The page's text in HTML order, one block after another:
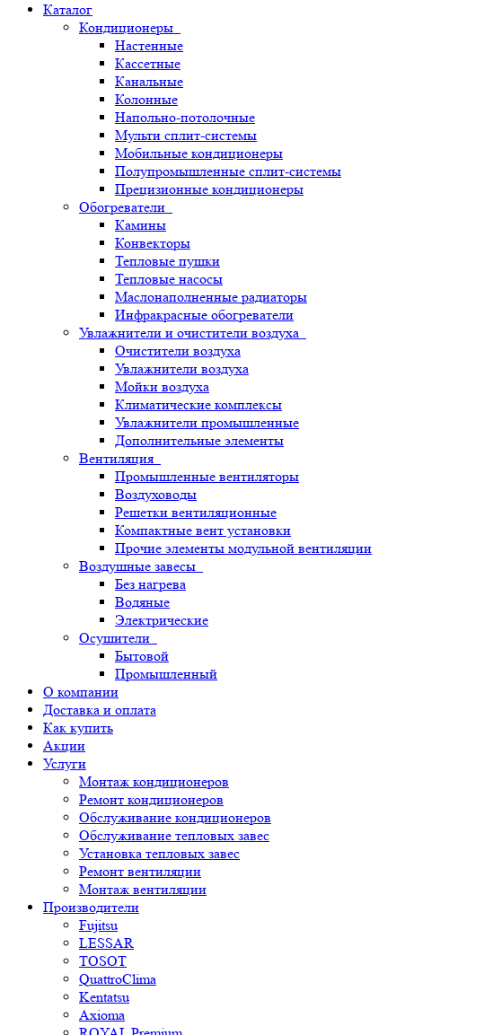
Каталог
Кондиционеры
Настенные
Кассетные
Канальные
Колонные
Напольно-потолочные
Мульти сплит-системы
Мобильные кондиционеры
Полупромышленные сплит-системы
Прецизионные кондиционеры
Обогреватели
Камины
Конвекторы
Тепловые пушки
Тепловые насосы
Маслонаполненные радиаторы
Инфракрасные обогреватели
Увлажнители и очистители воздуха
Очистители воздуха
Увлажнители воздуха
Мойки воздуха
Климатические комплексы
Увлажнители промышленные
Дополнительные элементы
Вентиляция
Промышленные вентиляторы
Воздуховоды
Решетки вентиляционные
Компактные вент установки
Прочие элементы модульной вентиляции
Воздушные завесы
Без нагрева
Водяные
Электрические
Осушители
Бытовой
Промышленный
О компании
Доставка и оплата
Как купить
Акции
Услуги
Монтаж кондиционеров
Ремонт кондиционеров
Обслуживание кондиционеров
Обслуживание тепловых завес
Установка тепловых завес
Ремонт вентиляции
Монтаж вентиляции
Производители
Fujitsu
LESSAR
TOSOT
QuattroClima
Kentatsu
Axioma